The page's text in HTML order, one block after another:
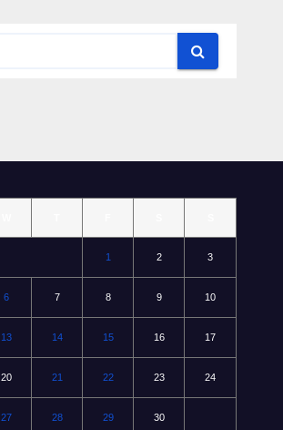
1 2 3
6 7 8 9 10
13 14 15 16 17
20 21 22 23 24
27 28 29 30